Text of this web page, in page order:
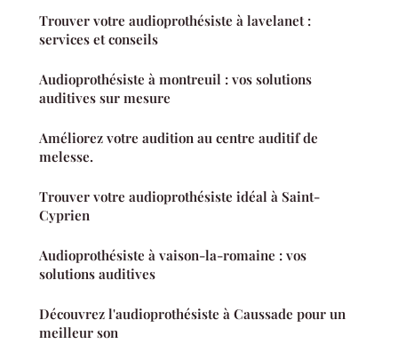
Trouver votre audioprothésiste à lavelanet :
services et conseils
Audioprothésiste à montreuil : vos solutions
auditives sur mesure
Améliorez votre audition au centre auditif de
melesse.
Trouver votre audioprothésiste idéal à Saint-
Cyprien
Audioprothésiste à vaison-la-romaine : vos
solutions auditives
Découvrez l'audioprothésiste à Caussade pour un
meilleur son